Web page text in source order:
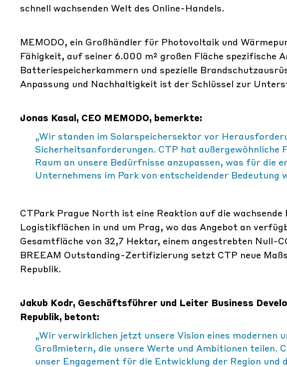
schnell wachsenden Welt des Online-Handels.
MEMODO, ein Großhändler für Photovoltaik und
Fähigkeit, auf seiner 6.000 m² großen Fläche spezifische
Batteriespeicherkammern und spezielle
Anpassung und Nachhaltigkeit ist der Schlüssel zur
Jonas Kasal, CEO MEMODO, bemerkte:
„Wir standen im Solarspeichersektor vor
Sicherheitsanforderungen. CTP hat
Raum an unsere Bedürfnisse anzupassen, was für die
Unternehmens im Park von entscheidender Bedeutung
CTPark Prague North ist eine Reaktion auf die
Logistikflächen in und um Prag, wo das Angebot an
Gesamtfläche von 32,7 Hektar, einem angestrebten Null-
BREEAM Outstanding-Zertifizierung setzt CTP neue
Republik.
Jakub Kodr, Geschäftsführer und Leiter Business
Republik, betont:
„Wir verwirklichen jetzt unsere Vision eines modernen
Großmietern, die unsere Werte und Ambitionen teilen.
unser Engagement für die Entwicklung der Region